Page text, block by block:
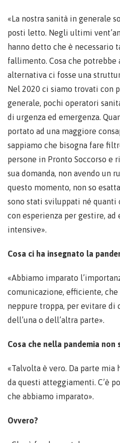
«La nostra sanità in generale
posti letto. Negli ultimi
hanno detto che è
fallimento. Cosa che potrebbe
alternativa ci fosse una
Nel 2020 ci siamo trovati con
generale, pochi operatori
di urgenza ed emergenza.
portato ad una maggiore
sappiamo che bisogna fare
persone in Pronto Soccorso e
sua domanda, non avendo un
questo momento, non so
sono stati sviluppati né quanti
con esperienza per gestire, ad
intensive».
Cosa ci ha insegnato la
«Abbiamo imparato
comunicazione, efficiente, che
neppure troppa, per evitare di
dell’una o dell’altra parte».
Cosa che nella pandemia
«Talvolta è vero. Da parte mia
da questi atteggiamenti. C’è
che abbiamo imparato».
Ovvero?